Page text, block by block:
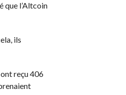
que l’Altcoin
ils
reçu 406